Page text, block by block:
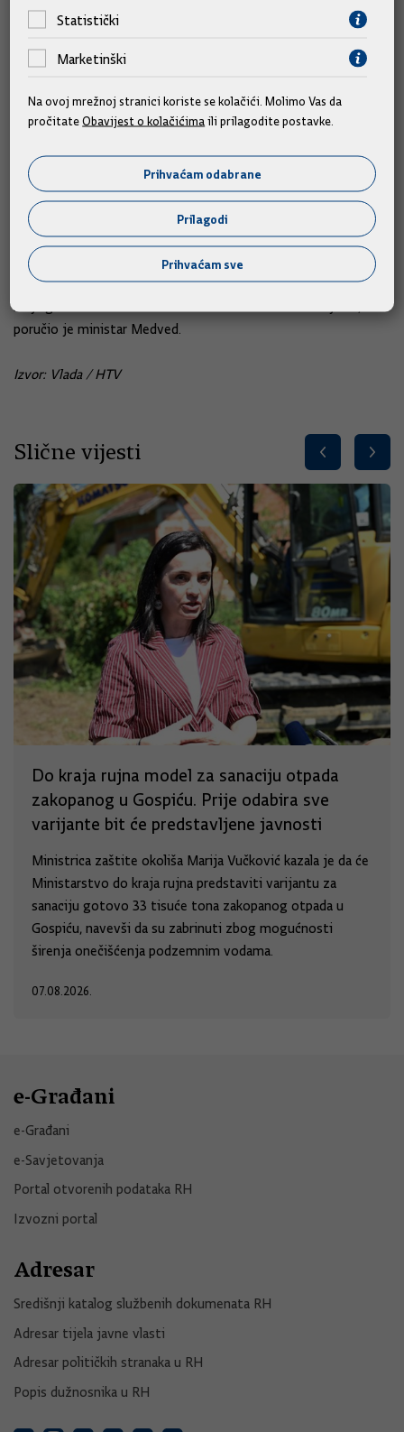
činjenicu da su na teritoriju Srbije organizirali logore gdje su
da nije prisutna težnja i napor kod njih. Onako kako su hrvatski
braniti istinu o Domovinskom ratu“, rekao je.
nagrade.
„Za nekoliko tjedana bit ćemo u prilici otvoriti i drugi
Veteranski centar koji će biti u Sinju, a onda u Daruvaru i
Petrinji. Do kraja godine, projekt vrijedan 338 milijuna kuna, 85
posto financiran sredstvima EU-a za hrvatske branitelje, do
kraja godine četiri veteranska centra s oko 1000 ležajeva“,
poručio je ministar Medved.
Izvor: Vlada / HTV
Slične vijesti
Do kraja rujna model za sanaciju otpada
zakopanog u Gospiću. Prije odabira sve
varijante bit će predstavljene javnosti
Ministrica zaštite okoliša Marija Vučković kazala je da će
Ministarstvo do kraja rujna predstaviti varijantu za
sanaciju gotovo 33 tisuće tona zakopanog otpada u
Gospiću, navevši da su zabrinuti zbog mogućnosti
širenja onečišćenja podzemnim vodama.
07.08.2026.
e-Građani
e-Građani
e-Savjetovanja
Portal otvorenih podataka RH
Izvozni portal
Adresar
Središnji katalog službenih dokumenata RH
Adresar tijela javne vlasti
Adresar političkih stranaka u RH
Popis dužnosnika u RH
Statistički
Marketinški
Na ovoj mrežnoj stranici koriste se kolačići. Molimo Vas da
pročitateObavijest o kolačićimaili prilagodite postavke.
Prihvaćam odabrane
Prilagodi
Prihvaćam sve